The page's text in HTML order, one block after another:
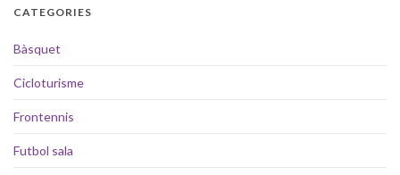
CATEGORIES
Bàsquet
Cicloturisme
Frontennis
Futbol sala